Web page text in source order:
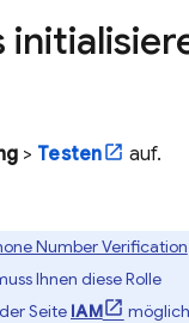
> Testen
auf.
Number Verification
Ihnen diese Rolle
Seite IAM